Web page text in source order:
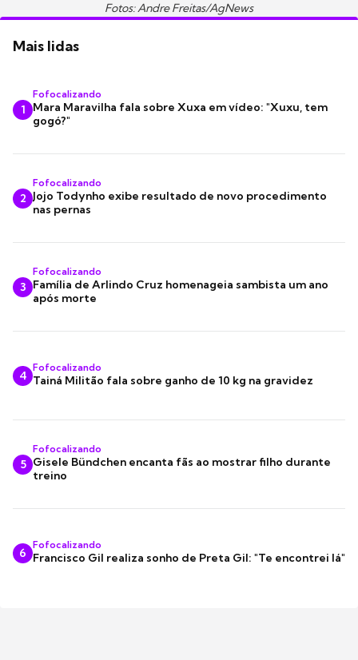
Fotos: Andre Freitas/AgNews
Mais lidas
1
Fofocalizando
Mara Maravilha fala sobre Xuxa em vídeo: "Xuxu, tem
gogó?"
2
Fofocalizando
Jojo Todynho exibe resultado de novo procedimento
nas pernas
3
Fofocalizando
Família de Arlindo Cruz homenageia sambista um ano
após morte
4
Fofocalizando
Tainá Militão fala sobre ganho de 10 kg na gravidez
5
Fofocalizando
Gisele Bündchen encanta fãs ao mostrar filho durante
treino
6
Fofocalizando
Francisco Gil realiza sonho de Preta Gil: "Te encontrei lá"